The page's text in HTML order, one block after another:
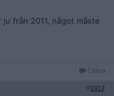
från 2011, något måste
Citera
#1012